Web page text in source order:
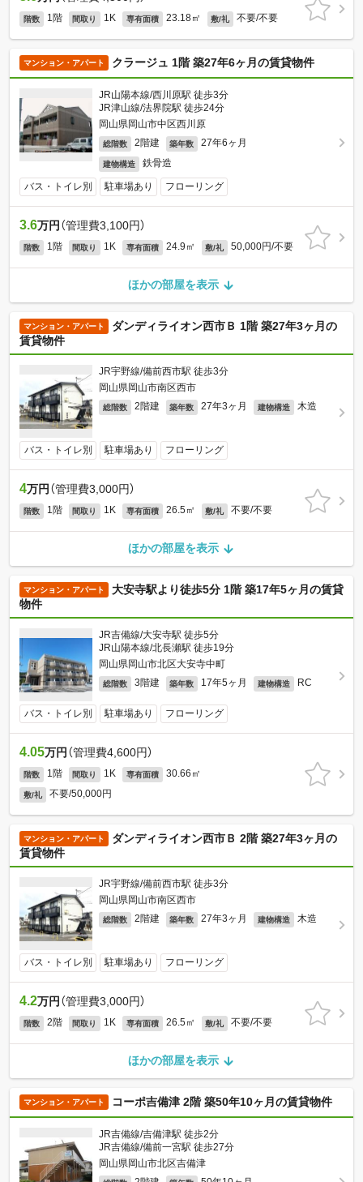
階数 1階 間取り 1K 専有面積 23.18㎡ 敷/礼 不要/不要
マンション・アパート クラージュ 1階 築27年6ヶ月の賃貸物件
JR山陽本線/西川原駅 徒歩3分
JR津山線/法界院駅 徒歩24分
岡山県岡山市中区西川原
総階数 2階建 築年数 27年6ヶ月
建物構造 鉄骨造
バス・トイレ別 駐車場あり フローリング
3.6万円 （管理費3,100円）
階数 1階 間取り 1K 専有面積 24.9㎡ 敷/礼 50,000円/不要
ほかの部屋を表示
マンション・アパート
ダンディライオン西市Ｂ 1階 築27年3ヶ月の
賃貸物件
JR宇野線/備前西市駅 徒歩3分
岡山県岡山市南区西市
総階数 2階建 築年数 27年3ヶ月 建物構造 木造
バス・トイレ別 駐車場あり フローリング
4万円 （管理費3,000円）
階数 1階 間取り 1K 専有面積 26.5㎡ 敷/礼 不要/不要
ほかの部屋を表示
マンション・アパート
大安寺駅より徒歩5分 1階 築17年5ヶ月の賃貸
物件
JR吉備線/大安寺駅 徒歩5分
JR山陽本線/北長瀬駅 徒歩19分
岡山県岡山市北区大安寺中町
総階数 3階建 築年数 17年5ヶ月 建物構造 RC
バス・トイレ別 駐車場あり フローリング
4.05万円 （管理費4,600円）
階数 1階 間取り 1K 専有面積 30.66㎡
敷/礼 不要/50,000円
マンション・アパート
ダンディライオン西市Ｂ 2階 築27年3ヶ月の
賃貸物件
JR宇野線/備前西市駅 徒歩3分
岡山県岡山市南区西市
総階数 2階建 築年数 27年3ヶ月 建物構造 木造
バス・トイレ別 駐車場あり フローリング
4.2万円 （管理費3,000円）
階数 2階 間取り 1K 専有面積 26.5㎡ 敷/礼 不要/不要
ほかの部屋を表示
マンション・アパート コーポ吉備津 2階 築50年10ヶ月の賃貸物件
JR吉備線/吉備津駅 徒歩2分
JR吉備線/備前一宮駅 徒歩27分
岡山県岡山市北区吉備津